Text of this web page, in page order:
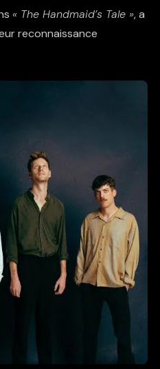
« The Handmaid’s Tale », a
reconnaissance